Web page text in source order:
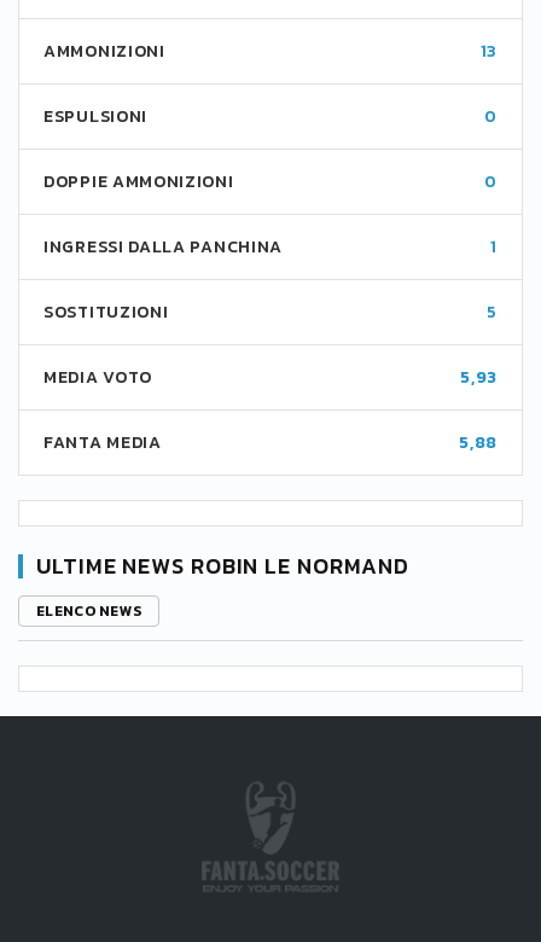
AMMONIZIONI 13
ESPULSIONI 0
DOPPIE AMMONIZIONI 0
INGRESSI DALLA PANCHINA 1
SOSTITUZIONI 5
MEDIA VOTO 5,93
FANTA MEDIA 5,88
ULTIME NEWS ROBIN LE NORMAND
ELENCO NEWS